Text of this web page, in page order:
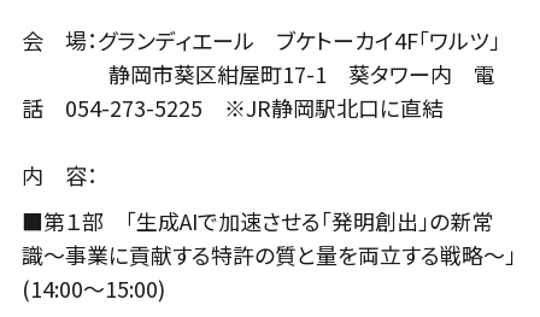
会 場：グランディエール ブケトーカイ4F「ワルツ」
静岡市葵区紺屋町17-1 葵タワー内 電
話 054-273-5225 ※JR静岡駅北口に直結
内 容：
■第１部 「生成AIで加速させる「発明創出」の新常
識〜事業に貢献する特許の質と量を両立する戦略〜」
(14:00～15:00)